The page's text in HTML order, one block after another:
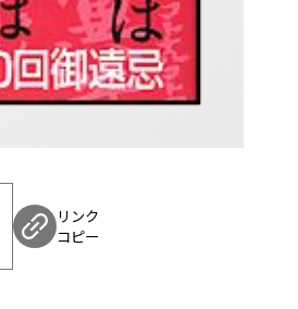
リンク
コピー